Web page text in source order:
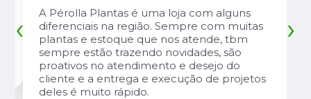
A Pérolla Plantas é uma loja com alguns
diferenciais na região. Sempre com muitas
plantas e estoque que nos atende, tbm
sempre estão trazendo novidades, são
proativos no atendimento e desejo do
cliente e a entrega e execução de projetos
deles é muito rápido.
‹ ›